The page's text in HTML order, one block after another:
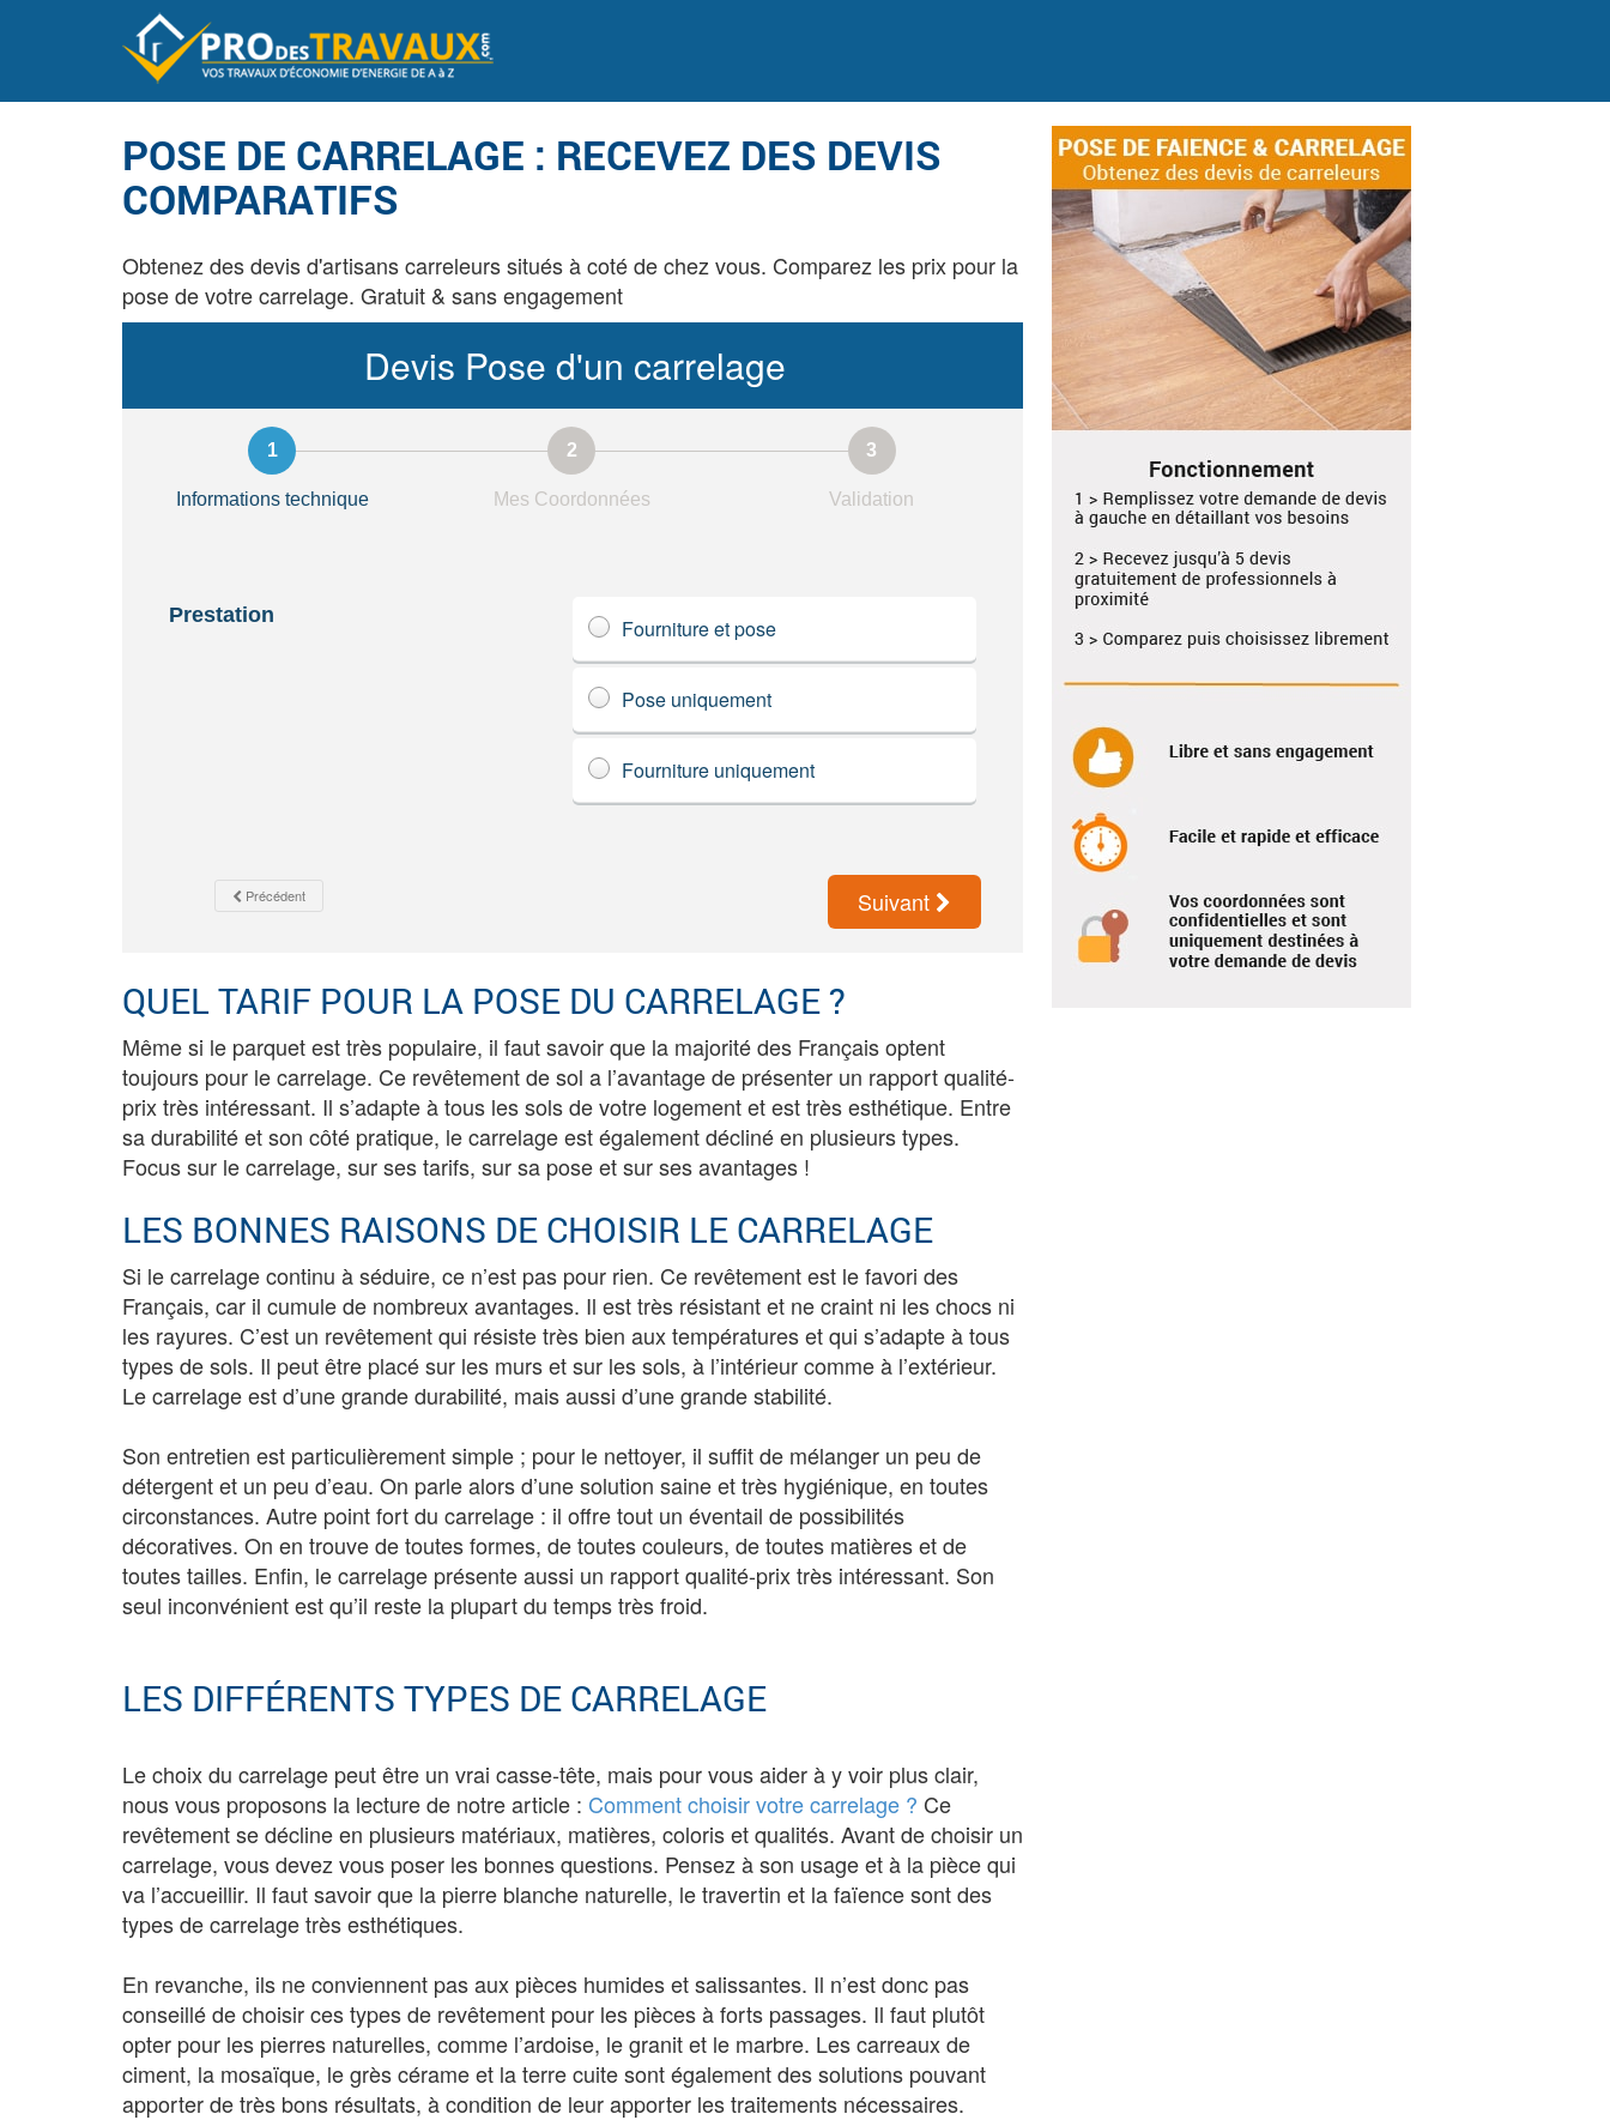
POSE DE CARRELAGE : RECEVEZ DES DEVIS
COMPARATIFS
Obtenez des devis d'artisans carreleurs situés à coté de chez vous. Comparez les prix pour la
pose de votre carrelage. Gratuit & sans engagement
Devis Pose d'un carrelage
Informations technique Mes Coordonnées Validation
Prestation Fourniture et pose
Pose uniquement
Fourniture uniquement
Précédent Suivant
QUEL TARIF POUR LA POSE DU CARRELAGE ?
Même si le parquet est très populaire, il faut savoir que la majorité des Français optent
toujours pour le carrelage. Ce revêtement de sol a l’avantage de présenter un rapport qualité-
prix très intéressant. Il s’adapte à tous les sols de votre logement et est très esthétique. Entre
sa durabilité et son côté pratique, le carrelage est également décliné en plusieurs types.
Focus sur le carrelage, sur ses tarifs, sur sa pose et sur ses avantages !
LES BONNES RAISONS DE CHOISIR LE CARRELAGE
Si le carrelage continu à séduire, ce n’est pas pour rien. Ce revêtement est le favori des
Français, car il cumule de nombreux avantages. Il est très résistant et ne craint ni les chocs ni
les rayures. C’est un revêtement qui résiste très bien aux températures et qui s’adapte à tous
types de sols. Il peut être placé sur les murs et sur les sols, à l’intérieur comme à l’extérieur.
Le carrelage est d’une grande durabilité, mais aussi d’une grande stabilité.
Son entretien est particulièrement simple ; pour le nettoyer, il suffit de mélanger un peu de
détergent et un peu d’eau. On parle alors d’une solution saine et très hygiénique, en toutes
circonstances. Autre point fort du carrelage : il offre tout un éventail de possibilités
décoratives. On en trouve de toutes formes, de toutes couleurs, de toutes matières et de
toutes tailles. Enfin, le carrelage présente aussi un rapport qualité-prix très intéressant. Son
seul inconvénient est qu’il reste la plupart du temps très froid.
LES DIFFÉRENTS TYPES DE CARRELAGE
Le choix du carrelage peut être un vrai casse-tête, mais pour vous aider à y voir plus clair,
nous vous proposons la lecture de notre article : Comment choisir votre carrelage ? Ce
revêtement se décline en plusieurs matériaux, matières, coloris et qualités. Avant de choisir un
carrelage, vous devez vous poser les bonnes questions. Pensez à son usage et à la pièce qui
va l’accueillir. Il faut savoir que la pierre blanche naturelle, le travertin et la faïence sont des
types de carrelage très esthétiques.
En revanche, ils ne conviennent pas aux pièces humides et salissantes. Il n’est donc pas
conseillé de choisir ces types de revêtement pour les pièces à forts passages. Il faut plutôt
opter pour les pierres naturelles, comme l’ardoise, le granit et le marbre. Les carreaux de
ciment, la mosaïque, le grès cérame et la terre cuite sont également des solutions pouvant
apporter de très bons résultats, à condition de leur apporter les traitements nécessaires.